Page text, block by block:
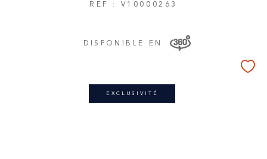
REF : V10000263
DISPONIBLE EN
EXCLUSIVITÉ